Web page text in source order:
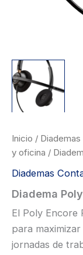
Inicio /
y oficina /
Diademas
Diadema
El Poly Encore
para
jornadas de